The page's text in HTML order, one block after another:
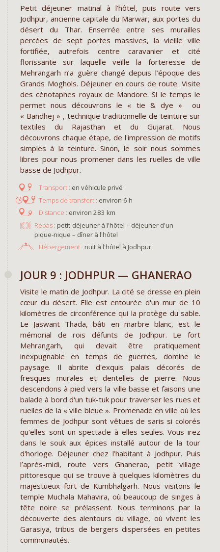
Petit déjeuner matinal à l’hôtel, puis route vers
Jodhpur, ancienne capitale du Marwar, aux portes du
désert du Thar. Enserrée entre ses murailles
percées de sept portes massives, la vieille ville
fortifiée, autrefois centre caravanier et cité
florissante sur laquelle veille la forteresse de
Mehrangarh n’a guère changé depuis l’époque des
Grands Moghols. Déjeuner en cours de route. Visite
des cénotaphes royaux de Mandore. Si le temps le
permet nous découvrons le « tie & dye » ou
« Bandhej » , technique traditionnelle de teinture sur
textiles du Rajasthan et du Gujarat. Nous
découvrons chaque étape, de l'impression de motifs
simples à la teinture. Sinon, le soir nous sommes
libres pour nous promener dans les ruelles de ville
basse de Jodhpur.
en véhicule privé
environ 6 h
environ 283 km
Repas : petit-déjeuner à l'hôtel – déjeuner d'un
pique-nique – dîner à l'hôtel
Hébergement : nuit à l'hôtel à Jodhpur
JOUR 9 : JODHPUR — GHANERAO
Visite le matin de Jodhpur. La cité se dresse en plein
cœur du désert. Elle est entourée d'un mur de 10
kilomètres de circonférence qui la protège du sable.
Le Jaswant Thada, bâti en marbre blanc, est le
mémorial de rois défunts de Jodhpur. Le fort
Mehrangarh, qui devait être pratiquement
inexpugnable en temps de guerres, domine le
paysage. Il abrite d'exquis palais décorés de
fresques murales et dentelles de pierre. Nous
descendons à pied vers la ville basse et faisons une
balade à bord d'un tuk-tuk pour traverser les rues et
ruelles de la « ville bleue ». Promenade en ville où les
femmes de Jodhpur sont vêtues de saris si colorés
qu'elles sont un spectacle à elles seules. Vous irez
dans le souk aux épices installé autour de la tour
d'horloge. Déjeuner chez l’habitant à Jodhpur. Puis
l’après-midi, route vers Ghanerao, petit village
pittoresque qui se trouve à quelques kilomètres du
majestueux fort de Kumbhalgarh. Nous visitons le
temple Muchala Mahavira, où beaucoup de singes à
tête noire se prélassent. Nous terminons par la
découverte des alentours du village, où vivent les
Garasiya, tribus de bergers dispersées en petites
communautés.